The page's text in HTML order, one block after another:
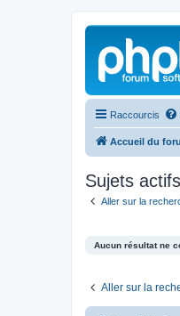
Raccourcis
Accueil du
Sujets actifs
Aller sur la
Aucun résultat ne
Aller sur la